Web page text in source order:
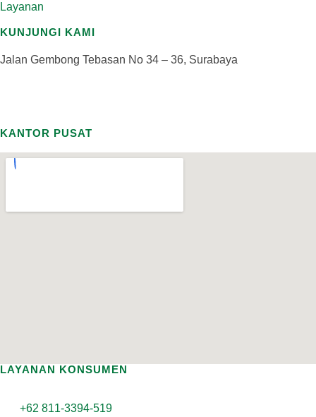
Layanan
KUNJUNGI KAMI
Jalan Gembong Tebasan No 34 – 36, Surabaya
KANTOR PUSAT
LAYANAN KONSUMEN
+62 811-3394-519